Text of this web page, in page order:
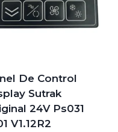
De Control
Sutrak
24V Ps031
V1.12R2